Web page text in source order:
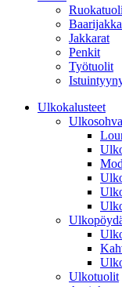
Jakkarat
Penkit
Työtuolit
Ulkokalusteet
Ulkotuolit